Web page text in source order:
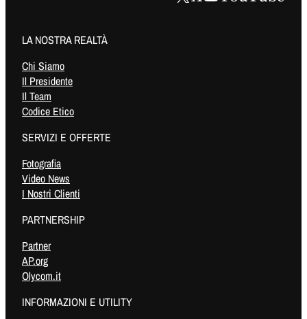
LA NOSTRA REALTÀ
Chi Siamo
Il Presidente
Il Team
Codice Etico
SERVIZI E OFFERTE
Fotografia
Video News
I Nostri Clienti
PARTNERSHIP
Partner
AP.org
Olycom.it
INFORMAZIONI E UTILITY